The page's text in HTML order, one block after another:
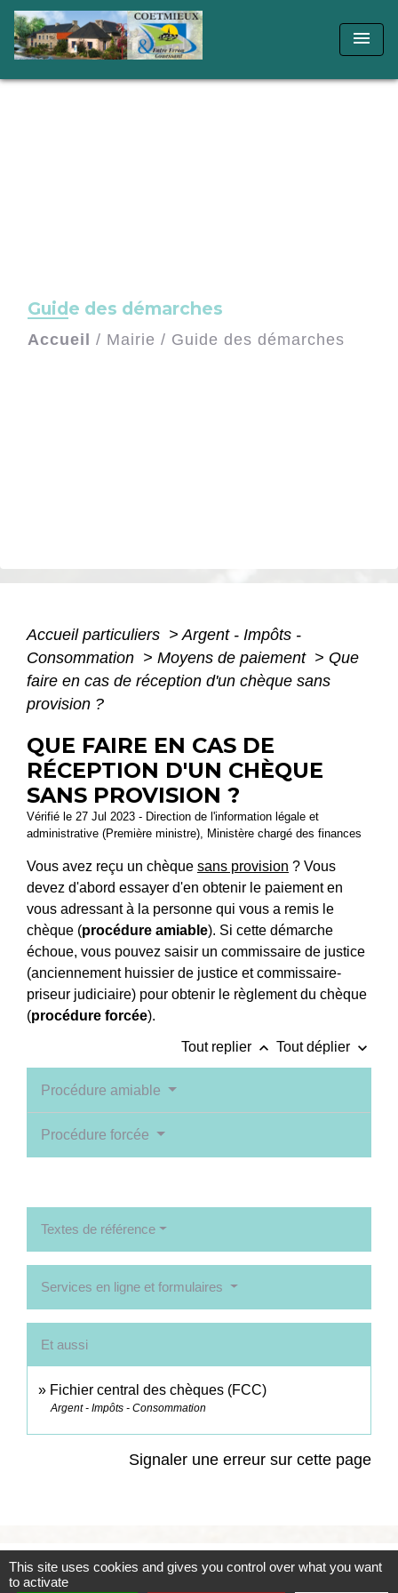
menu
Guide des démarches
Accueil / Mairie / Guide des démarches
Accueil particuliers > Argent - Impôts -
Consommation > Moyens de paiement > Que
faire en cas de réception d'un chèque sans
provision ?
QUE FAIRE EN CAS DE
RÉCEPTION D'UN CHÈQUE
SANS PROVISION ?
Vérifié le 27 Jul 2023 - Direction de l'information légale et
administrative (Première ministre), Ministère chargé des finances
Vous avez reçu un chèque sans provision ? Vous
devez d'abord essayer d'en obtenir le paiement en
vous adressant à la personne qui vous a remis le
chèque (procédure amiable). Si cette démarche
échoue, vous pouvez saisir un commissaire de justice
(anciennement huissier de justice et commissaire-
priseur judiciaire) pour obtenir le règlement du chèque
(procédure forcée).
Tout replier keyboard_arrow_up Tout déplier keyboard_arrow_down
Procédure amiable
Procédure forcée
Textes de référence
Services en ligne et formulaires
Et aussi
Fichier central des chèques (FCC)
Argent - Impôts - Consommation
Signaler une erreur sur cette page
Contacts
This site uses cookies and gives you control over what you want
to activate